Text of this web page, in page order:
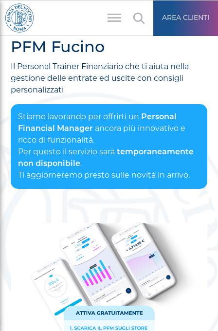
Salta
al
contenuto
principale
Area
AREA CLIENTI
PFM Fucino
Il Personal Trainer Finanziario che ti aiuta nella
gestione delle entrate ed uscite con consigli
personalizzati
Stiamo lavorando per offrirti un Personal
Financial Manager ancora più innovativo e
ricco di funzionalità.
Per questo il servizio saràtemporaneamente
non disponibile.
Ti aggiorneremo presto sulle novità in arrivo.